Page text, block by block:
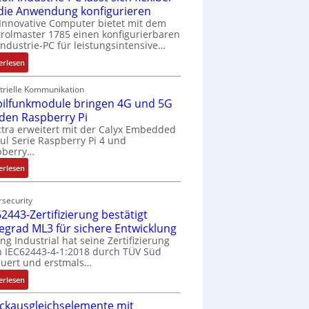
Anwendung konfigurieren
Computer bietet mit dem
1785 einen konfigurierbaren
PC für leistungsintensive…
:
1
9
-
Z
o
l
l
-
I
d
u
s
t
r
i
e
Kommunikation
bringen 4G und 5G
Raspberry Pi
erweitert mit der Calyx Embedded
Serie Raspberry Pi 4 und
:
M
b
i
l
f
u
n
k
Zertifizierung bestätigt
ML3 für sichere Entwicklung
Industrial hat seine Zertifizierung
IEC62443-4-1:2018 durch TÜV Süd
und erstmals…
:
I
E
mit